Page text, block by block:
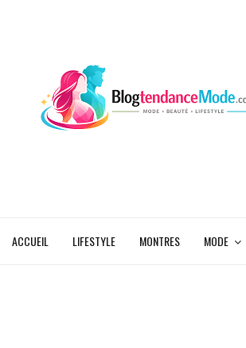
ACCUEIL LIFESTYLE MONTRES MODE